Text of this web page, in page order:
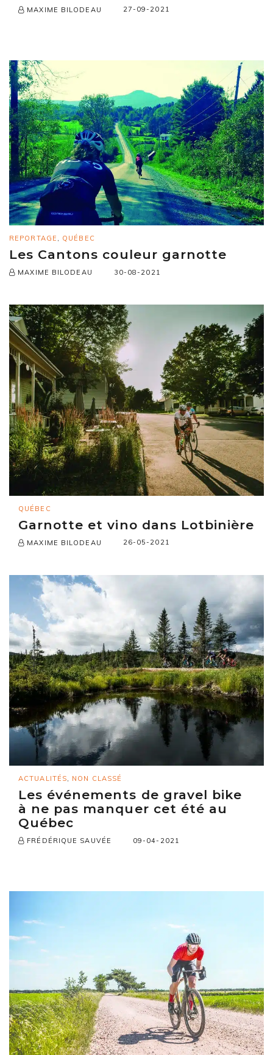
MAXIME BILODEAU 27-09-2021
REPORTAGE , QUÉBEC
Les Cantons couleur garnotte
MAXIME BILODEAU 30-08-2021
QUÉBEC
Garnotte et vino dans Lotbinière
MAXIME BILODEAU 26-05-2021
ACTUALITÉS, NON CLASSÉ
Les événements de gravel bike
à ne pas manquer cet été au
Québec
FRÉDÉRIQUE SAUVÉE 09-04-2021